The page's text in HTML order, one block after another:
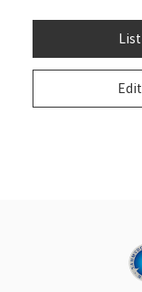
List
Edit